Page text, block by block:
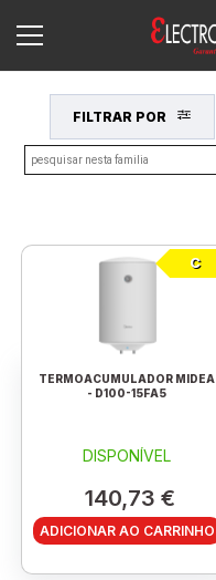
FILTRAR POR
C
TERMOACUMULADOR MIDEA
- D100-15FA5
DISPONÍVEL
140,73 €
ADICIONAR AO CARRINHO